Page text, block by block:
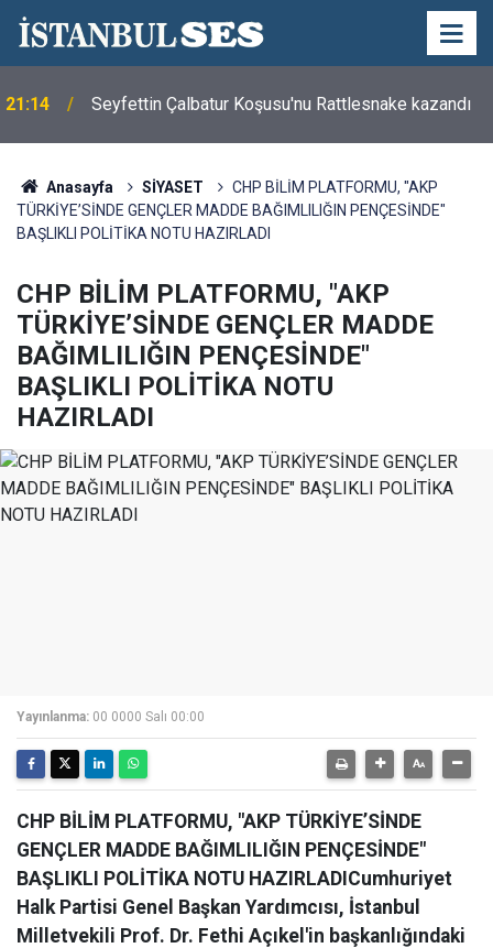
18:08
Semra Dinçer, Kapıkule Sınır Kapısı'nda
Gurbetçilerin Sorunlarını Dinledi
Anasayfa SİYASET
CHP BİLİM PLATFORMU, "AKP
TÜRKİYE’SİNDE GENÇLER MADDE BAĞIMLILIĞIN PENÇESİNDE"
BAŞLIKLI POLİTİKA NOTU HAZIRLADI
CHP BİLİM PLATFORMU, "AKP
TÜRKİYE’SİNDE GENÇLER MADDE
BAĞIMLILIĞIN PENÇESİNDE"
BAŞLIKLI POLİTİKA NOTU
HAZIRLADI
Yayınlanma: 00 0000 Salı 00:00
CHP BİLİM PLATFORMU, "AKP TÜRKİYE’SİNDE
GENÇLER MADDE BAĞIMLILIĞIN PENÇESİNDE"
BAŞLIKLI POLİTİKA NOTU HAZIRLADICumhuriyet
Halk Partisi Genel Başkan Yardımcısı, İstanbul
Milletvekili Prof. Dr. Fethi Açıkel'in başkanlığındaki